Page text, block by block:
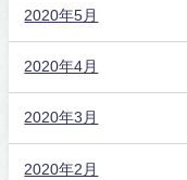
2020年5月
2020年4月
2020年3月
2020年2月